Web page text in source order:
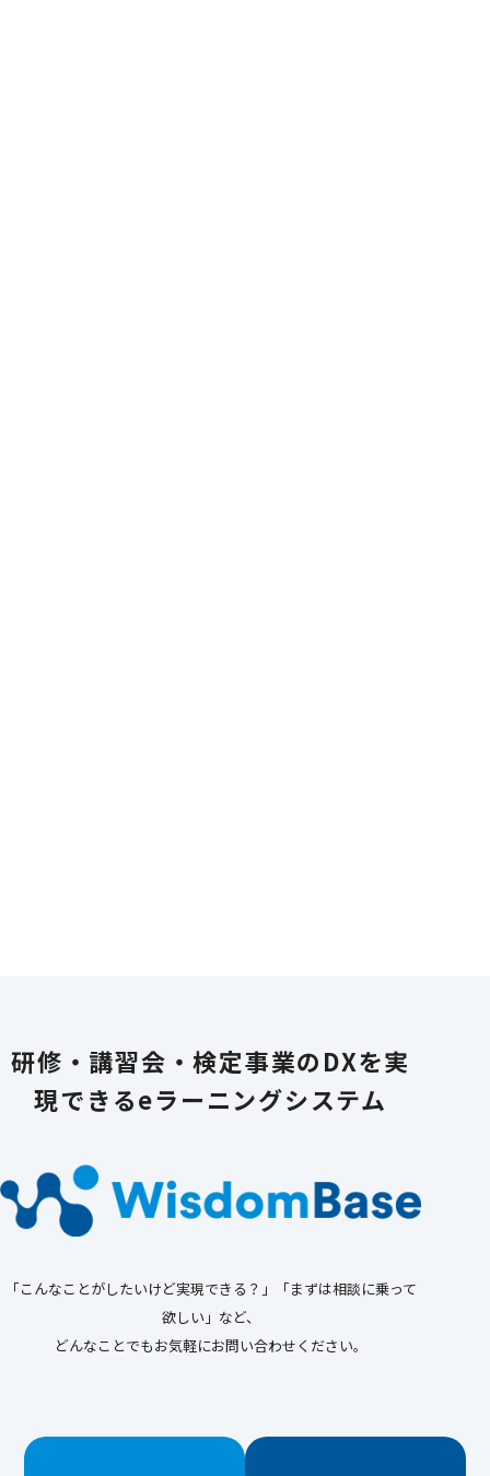
研修・講習会・検定事業のDXを実
現できるeラーニングシステム
「こんなことがしたいけど実現できる？」「まずは相談に乗って
欲しい」など、
どんなことでもお気軽にお問い合わせください。